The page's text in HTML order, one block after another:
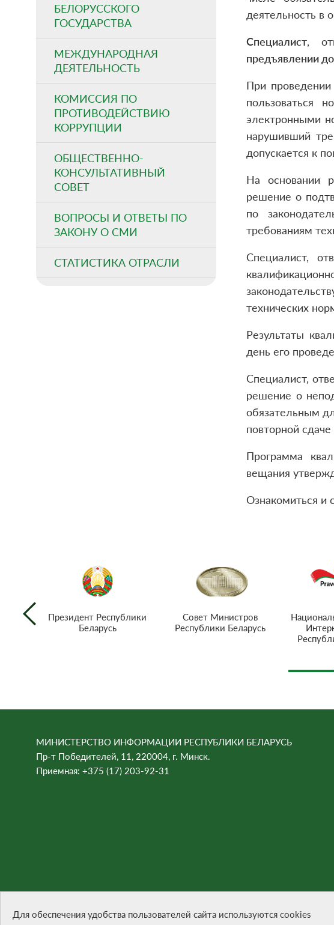
БЕЛОРУССКОГО
ГОСУДАРСТВА
МЕЖДУНАРОДНАЯ
ДЕЯТЕЛЬНОСТЬ
КОМИССИЯ ПО
ПРОТИВОДЕЙСТВИЮ
КОРРУПЦИИ
ОБЩЕСТВЕННО-
КОНСУЛЬТАТИВНЫЙ
СОВЕТ
ВОПРОСЫ И ОТВЕТЫ ПО
ЗАКОНУ О СМИ
СТАТИСТИКА ОТРАСЛИ
деятельность в
Специалист,
предъявлении
При проведении
пользоваться
электронными
нарушивший
допускается к
На основании
решение о
по
требованиям
Специалист,
технических
Результаты
день его
Специалист,
решение о
обязательным
повторной
Программа
вещания
Ознакомиться и
Президент Республики
Беларусь
Совет Министров
Республики Беларусь
МИНИСТЕРСТВО ИНФОРМАЦИИ РЕСПУБЛИКИ БЕЛАРУСЬ
Пр-т Победителей, 11, 220004, г. Минск.
Приемная: +375 (17) 203-92-31
При цитировании материалов ссылка на сайт обязательна.
Для обеспечения удобства пользователей сайта используются cookies